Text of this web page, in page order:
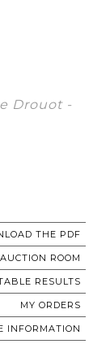
Drouot -
THE PDF
AUCTION ROOM
RESULTS
MY ORDERS
INFORMATION